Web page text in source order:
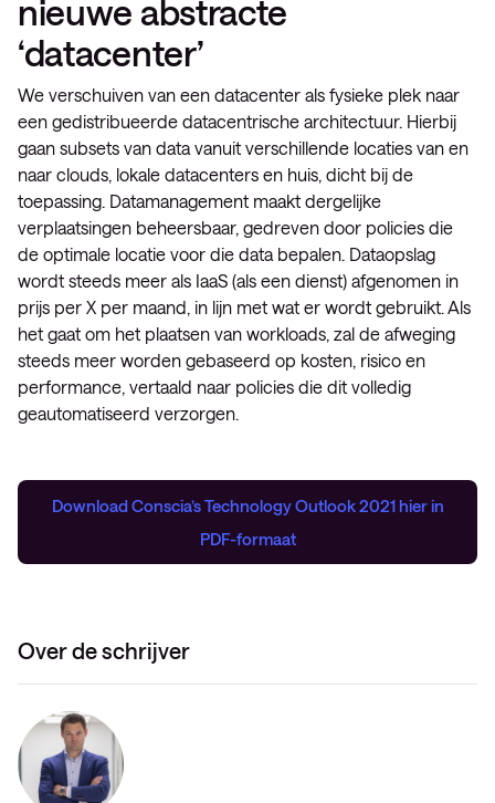
nieuwe abstracte
‘datacenter’
We verschuiven van een datacenter als fysieke plek naar
een gedistribueerde datacentrische architectuur. Hierbij
gaan subsets van data vanuit verschillende locaties van en
naar clouds, lokale datacenters en huis, dicht bij de
toepassing. Datamanagement maakt dergelijke
verplaatsingen beheersbaar, gedreven door policies die
de optimale locatie voor die data bepalen. Dataopslag
wordt steeds meer als IaaS (als een dienst) afgenomen in
prijs per X per maand, in lijn met wat er wordt gebruikt. Als
het gaat om het plaatsen van workloads, zal de afweging
steeds meer worden gebaseerd op kosten, risico en
performance, vertaald naar policies die dit volledig
geautomatiseerd verzorgen.
Download Conscia’s Technology Outlook 2021 hier in
PDF-formaat
Over de schrijver